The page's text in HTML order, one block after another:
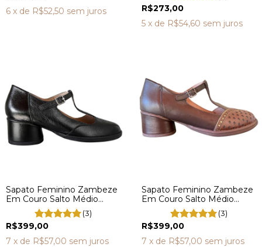
6 x de R$52,50 sem juros
R$273,00
5 x de R$54,60 sem juros
Sapato Feminino Zambeze
Em Couro Salto Médio
Boneca Preto GV0001
(3)
R$399,00
7 x de R$57,00 sem juros
Sapato Feminino Zambeze
Em Couro Salto Médio
Boneca Marrom GV0006
(3)
R$399,00
7 x de R$57,00 sem juros